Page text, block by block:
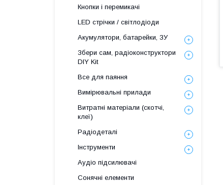
Кнопки і перемикачі
LED стрічки / світлодіоди
Акумулятори, батарейки, ЗУ
Збери сам, радіоконструктори
DIY Kit
Все для паяння
Вимірювальні прилади
Витратні матеріали (скотчі,
клеї)
Радіодеталі
Інструменти
Аудіо підсилювачі
Сонячні елементи